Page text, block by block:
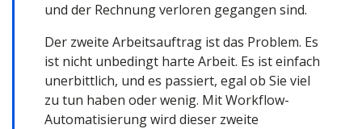
und der Rechnung verloren gegangen sind.
Der zweite Arbeitsauftrag ist das Problem. Es
ist nicht unbedingt harte Arbeit. Es ist einfach
unerbittlich, und es passiert, egal ob Sie viel
zu tun haben oder wenig. Mit Workflow-
Automatisierung wird dieser zweite